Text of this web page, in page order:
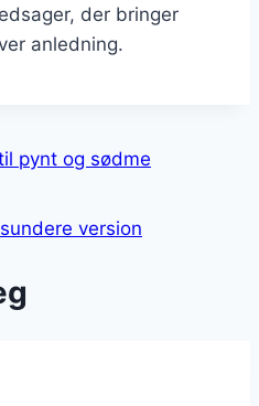
der bringer
anledning.
pynt og sødme
version